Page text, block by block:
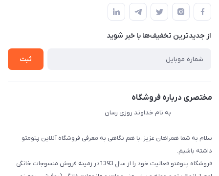
لیست محصولات
درباره ما
قوانین و مقررات
حریم خصوصی
راهنما
از جدید‌ترین تخفیف‌ها با‌ خبر شوید
ثبت
مختصری درباره فروشگاه
به نام خداوند روزی رسان
سلام به شما همراهان عزیز ،با هم نگاهی به معرفی فروشگاه آنلاین پتومتو
داشته باشیم.
فروشگاه پتومتو فعالیت خود را از سال 1393در زمینه فروش منسوجات خانگی